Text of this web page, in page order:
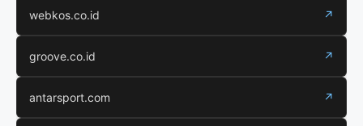
webkos.co.id ↗
groove.co.id ↗
antarsport.com ↗